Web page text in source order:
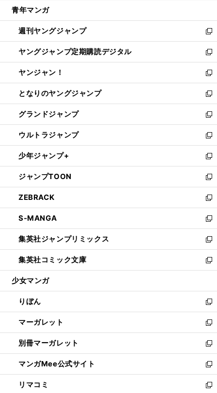
開
く
ウ
で
開
く
ン
ド
ウ
で
開
く
ウ
ィ
ン
ド
ウ
で
開
く
青年マンガ
週刊ヤングジャンプ
新
し
い
ウ
ィ
ン
ド
ウ
で
開
く
ヤングジャンプ定期購読デジタル
新
し
い
ウ
ィ
ン
ド
ウ
で
開
く
ヤンジャン！
新
し
い
ウ
ィ
ン
ド
ウ
で
開
く
となりのヤングジャンプ
新
し
い
ウ
ィ
ン
ド
ウ
で
開
く
グランドジャンプ
新
し
い
ウ
ィ
ン
ド
ウ
で
開
く
ウルトラジャンプ
新
し
い
ウ
ィ
ン
ド
ウ
で
開
く
少年ジャンプ+
新
し
い
ウ
ィ
ン
ド
ウ
で
開
く
ジャンプTOON
新
し
い
ウ
ィ
ン
ド
ウ
で
開
ZEBRACK
新
し
い
ウ
ィ
ン
ド
ウ
開
く
S-MANGA
新
し
い
ウ
ィ
ン
ウ
で
開
く
集英社ジャンプリミックス
新
し
い
ウ
ン
ド
ウ
で
開
く
集英社コミック文庫
新
し
ウ
ィ
ン
ド
ウ
で
開
く
少女マンガ
りぼん
新
し
い
ウ
ィ
ン
ド
ウ
で
マーガレット
新
し
い
ウ
ィ
ン
ド
別冊マーガレット
新
し
い
ウ
ィ
マンガMee公式サイト
新
し
い
リマコミ
新